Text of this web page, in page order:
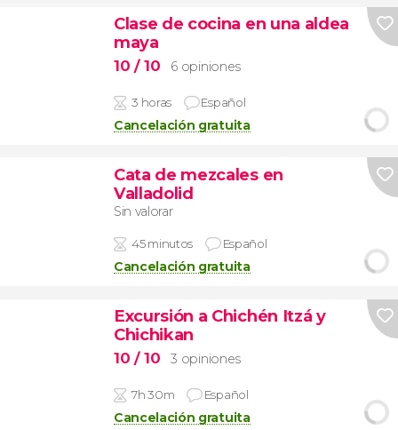
Clase de cocina en una aldea
maya
10 / 10 6 opiniones
3 horas Español
Cancelación gratuita
Cata de mezcales en
Valladolid
Sin valorar
45 minutos Español
Cancelación gratuita
Excursión a Chichén Itzá y
Chichikan
10 / 10 3 opiniones
7h 30m Español
Cancelación gratuita